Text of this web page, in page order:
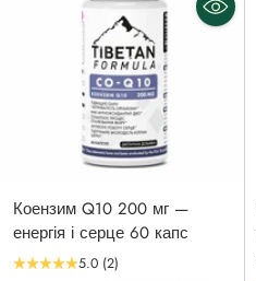
Коензим Q10 200 мг —
енергія і серце 60 капс
5.0 (2)